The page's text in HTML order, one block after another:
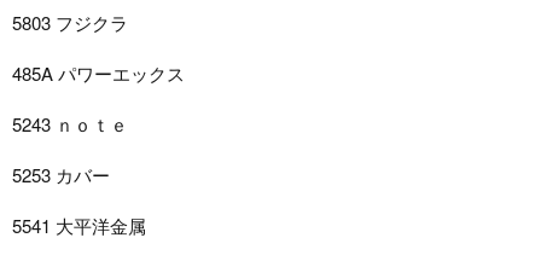
5803 フジクラ
485A パワーエックス
5243 ｎｏｔｅ
5253 カバー
5541 大平洋金属